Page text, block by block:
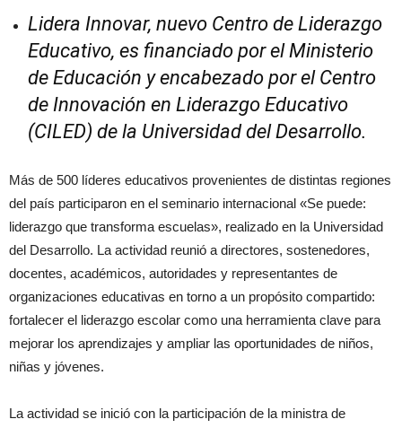
Lidera Innovar, nuevo Centro de Liderazgo
Educativo, es financiado por el Ministerio
de Educación y encabezado por el Centro
de Innovación en Liderazgo Educativo
(CILED) de la Universidad del Desarrollo.
Más de 500 líderes educativos provenientes de distintas regiones
del país participaron en el seminario internacional «Se puede:
liderazgo que transforma escuelas», realizado en la Universidad
del Desarrollo. La actividad reunió a directores, sostenedores,
docentes, académicos, autoridades y representantes de
organizaciones educativas en torno a un propósito compartido:
fortalecer el liderazgo escolar como una herramienta clave para
mejorar los aprendizajes y ampliar las oportunidades de niños,
niñas y jóvenes.
La actividad se inició con la participación de la ministra de